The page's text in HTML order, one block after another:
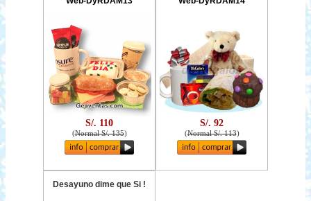
S/. 110
(Normal S/. 135)
S/. 92
(Normal S/. 113)
Desayuno dime que Si !